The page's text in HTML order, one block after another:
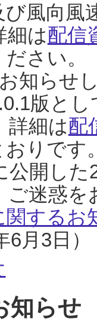
風向風
細は配信
ださい。
知らせ
版と
詳細は配
おりです
公開し
ご迷惑
関するお
月3日）
知らせ